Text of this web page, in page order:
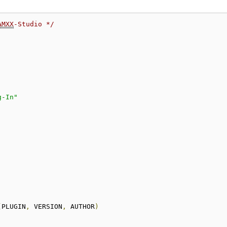
-Studio */
In"
PLUGIN , VERSION , AUTHOR)